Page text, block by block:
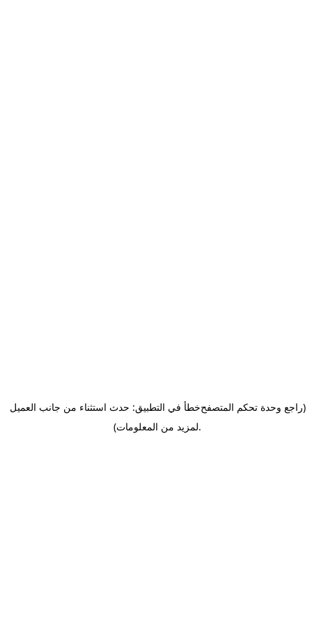
خطأ في التطبيق: حدث استثناء من جانب العميل(راجع وحدة تحكم المتصفح
لمزيد من المعلومات).